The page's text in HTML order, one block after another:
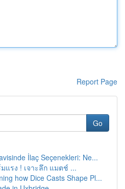
Report Page
Go
İlaç Seçenekleri: Ne...
แรง ! เจาะลึก แมตช์ ...
how Dice Casts Shape Pl...